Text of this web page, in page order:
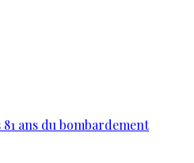
ans du bombardement